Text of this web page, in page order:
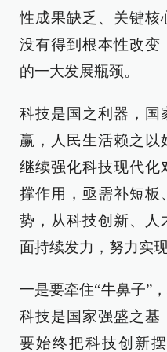
性成果缺乏、关键核
没有得到根本性改变
的一大发展瓶颈。
科技是国之利器，国
赢，人民生活赖之以
继续强化科技现代化
撑作用，亟需补短板
势，从科技创新、人
面持续发力，努力实
一是要牵住“牛鼻子”
科技是国家强盛之基
要始终把科技创新